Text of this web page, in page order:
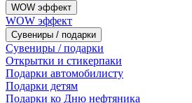
WOW эффект
WOW эффект
Сувениры / подарки
Сувениры / подарки
Открытки и стикерпаки
Подарки автомобилисту
Подарки детям
Подарки ко Дню нефтяника